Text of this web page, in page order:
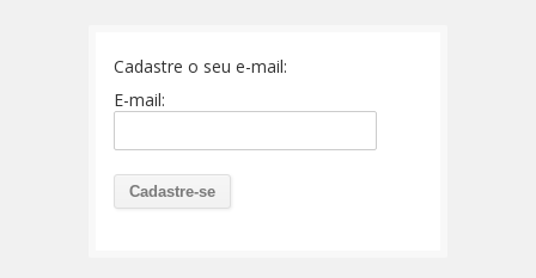
Cadastre o seu e-mail:
E-mail: